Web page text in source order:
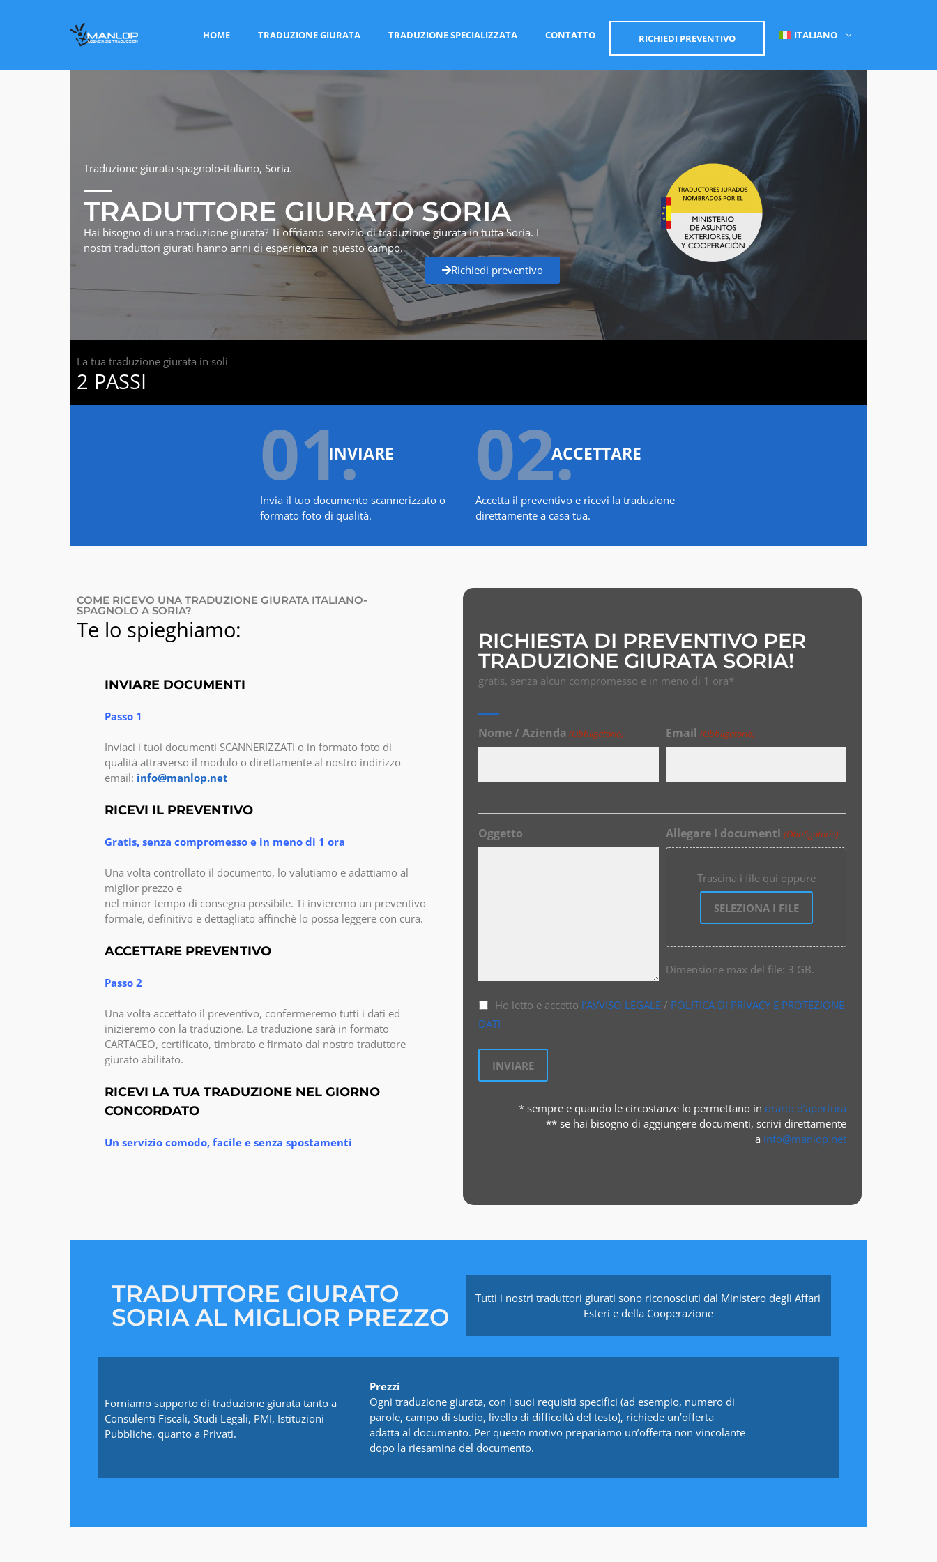
HOME TRADUZIONE GIURATA TRADUZIONE SPECIALIZZATA CONTATTO RICHIEDI PREVENTIVO ITALIANO
Traduzione giurata spagnolo-italiano, Soria.
TRADUTTORE GIURATO SORIA
Hai bisogno di una traduzione giurata? Ti offriamo servizio di traduzione giurata in tutta Soria. I
nostri traduttori giurati hanno anni di esperienza in questo campo.
Richiedi preventivo
La tua traduzione giurata in soli
2 PASSI
01.INVIARE
Invia il tuo documento scannerizzato o
formato foto di qualità.
02.ACCETTARE
Accetta il preventivo e ricevi la traduzione
direttamente a casa tua.
COME RICEVO UNA TRADUZIONE GIURATA ITALIANO-
SPAGNOLO A SORIA?
Te lo spieghiamo:
INVIARE DOCUMENTI
Passo 1
Inviaci i tuoi documenti SCANNERIZZATI o in formato foto di
qualità attraverso il modulo o direttamente al nostro indirizzo
email: info@manlop.net
RICEVI IL PREVENTIVO
Gratis, senza compromesso e in meno di 1 ora
Una volta controllato il documento, lo valutiamo e adattiamo al
miglior prezzo e
nel minor tempo di consegna possibile. Ti invieremo un preventivo
formale, definitivo e dettagliato affinchè lo possa leggere con cura.
ACCETTARE PREVENTIVO
Passo 2
Una volta accettato il preventivo, confermeremo tutti i dati ed
inizieremo con la traduzione. La traduzione sarà in formato
CARTACEO, certificato, timbrato e firmato dal nostro traduttore
giurato abilitato.
RICEVI LA TUA TRADUZIONE NEL GIORNO
CONCORDATO
Un servizio comodo, facile e senza spostamenti
RICHIESTA DI PREVENTIVO PER
TRADUZIONE GIURATA SORIA!
gratis, senza alcun compromesso e in meno di 1 ora*
Nome / Azienda (Obbligatorio) Email (Obbligatorio)
Oggetto Allegare i documenti (Obbligatorio)
Trascina i file qui oppure
SELEZIONA I FILE
Dimensione max del file: 3 GB.
Ho letto e accetto l'AVVISO LEGALE/ POLITICA DI PRIVACY E PROTEZIONE
DATI
* sempre e quando le circostanze lo permettano in orario d’apertura
** se hai bisogno di aggiungere documenti, scrivi direttamente
a info@manlop.net
TRADUTTORE GIURATO
SORIA AL MIGLIOR PREZZO
Tutti i nostri traduttori giurati sono riconosciuti dal Ministero degli Affari
Esteri e della Cooperazione
Forniamo supporto di traduzione giurata tanto a
Consulenti Fiscali, Studi Legali, PMI, Istituzioni
Pubbliche, quanto a Privati.
Prezzi
Ogni traduzione giurata, con i suoi requisiti specifici (ad esempio, numero di
parole, campo di studio, livello di difficoltà del testo), richiede un’offerta
adatta al documento. Per questo motivo prepariamo un’offerta non vincolante
dopo la riesamina del documento.